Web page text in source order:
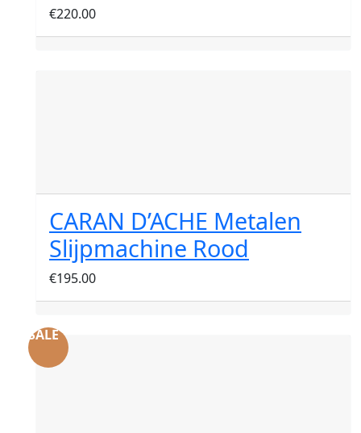
€220.00
CARAN D’ACHE Metalen
Slijpmachine Rood
€195.00
SALE